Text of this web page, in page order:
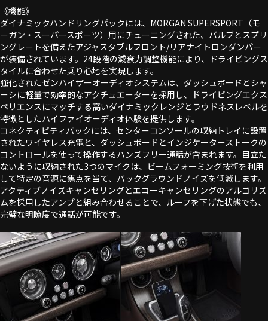
《機能》
ダイナミックハンドリングパックには、MORGAN SUPERSPORT（モ
ーガン・スーパースポーツ）用にチューニングされた、バルブとスプリ
ングレートを備えたアジャスタブルフロント/リアナイトロンダンパー
が装備されています。24段階の減衰力調整機能により、ドライビングス
タイルに合わせた乗り心地を実現します。
強化されたゼンハイザーオーディオシステムは、ダッシュボードとシャ
ーシに軽量で効率的なアクチュエーターを採用し、ドライビングエクス
ペリエンスにマッチする高いダイナミックレンジとラウドネスレベルを
特徴としたハイファイオーディオ体験を提供します。
コネクティビティパックには、センターコンソールの収納トレイに設置
されたワイヤレス充電と、ダッシュボードとインジケーターストークの
コントロールを使って操作するハンズフリー通話が含まれます。目立た
ないように収納された3つのマイクは、ビームフォーミング技術を利用
して特定の音源に焦点を当て、バックグラウンドノイズを低減します。
アクティブノイズキャンセリングとエコーキャンセリングのアルゴリズ
ムを採用したアンプと組み合わせることで、ルーフを下げた状態でも、
完璧な明瞭度で通話が可能です。